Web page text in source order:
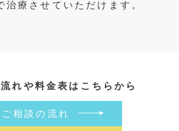
治療させていただけます。
れや料金表はこちらから
ご相談の流れ